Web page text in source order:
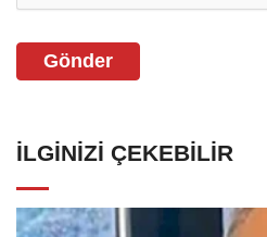
Gönder
İLGINIZI ÇEKEBILIR